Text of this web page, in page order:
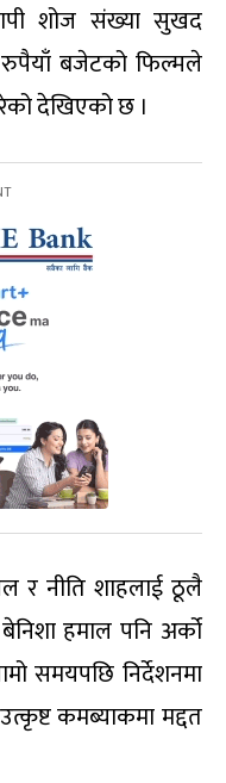
शोज संख्या सुखद
बजेटको फिल्मले
देखिएको छ ।
र नीति शाहलाई ठूलै
हमाल पनि अर्को
समयपछि निर्देशनमा
कमब्याकमा मद्दत